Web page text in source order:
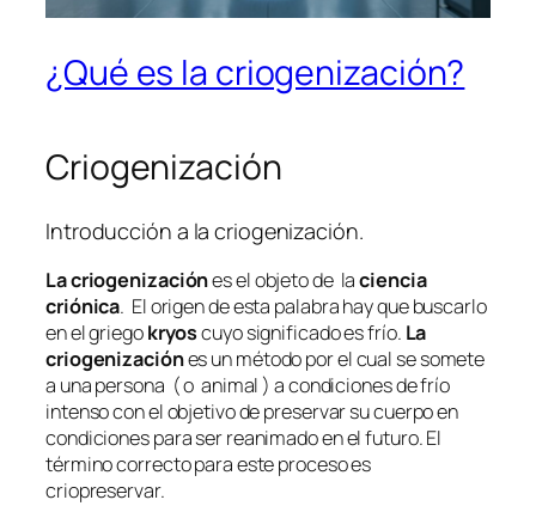
¿Qué es la criogenización?
Criogenización
Introducción a la criogenización.
La criogenizaciónes el objeto de laciencia
criónica. El origen de esta palabra hay que buscarlo
en el griegokryoscuyo significado es frío. La
criogenizaciónes un método por el cual se somete
a una persona ( o animal ) a condiciones de frío
intenso con el objetivo de preservar su cuerpo en
condiciones para ser reanimado en el futuro. El
término correcto para este proceso es
criopreservar.